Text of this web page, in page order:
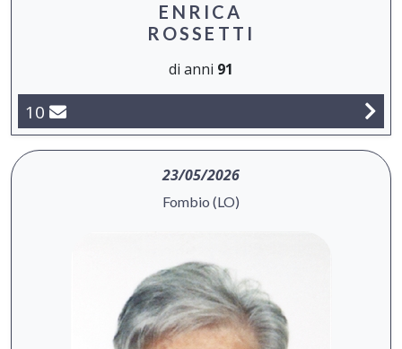
ENRICA
ROSSETTI
di anni 91
10
23/05/2026
Fombio (LO)